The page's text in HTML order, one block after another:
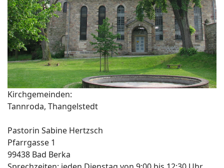
Kirchgemeinden:
Tannroda, Thangelstedt
Pastorin Sabine Hertzsch
Pfarrgasse 1
99438 Bad Berka